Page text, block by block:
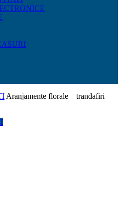
Aranjamente florale – trandafiri